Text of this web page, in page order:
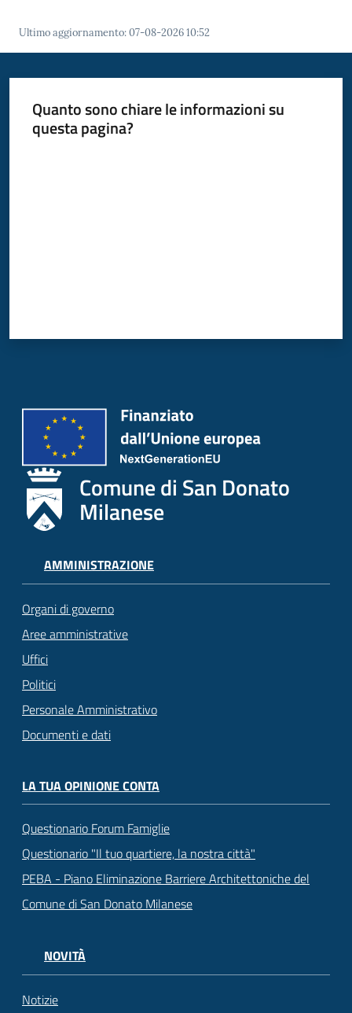
Ultimo aggiornamento:07-08-2026 10:52
Quanto sono chiare le informazioni su
questa pagina?
Comune di San Donato
Milanese
AMMINISTRAZIONE
Organi di governo
Aree amministrative
Uffici
Politici
Personale Amministrativo
Documenti e dati
LA TUA OPINIONE CONTA
Questionario Forum Famiglie
Questionario "Il tuo quartiere, la nostra città"
PEBA - Piano Eliminazione Barriere Architettoniche del
Comune di San Donato Milanese
NOVITÀ
Notizie